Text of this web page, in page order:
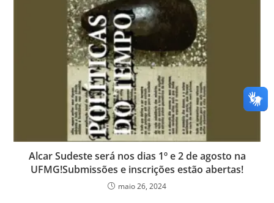
Alcar Sudeste será nos dias 1º e 2 de agosto na
UFMG!Submissões e inscrições estão abertas!
maio 26, 2024